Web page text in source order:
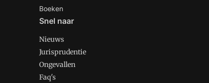
Boeken
Snel naar
Nieuws
Jurisprudentie
Ongevallen
Faq's